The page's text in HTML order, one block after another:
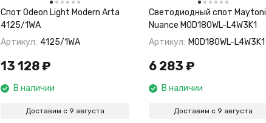
Спот Odeon Light Modern Arta
4125/1WA
Артикул: 4125/1WA
13 128₽
В наличии
Доставим с 9 августа
Светодиодный спот Maytoni
Nuance MOD180WL-L4W3K1
Артикул: MOD180WL-L4W3K1
6 283 ₽
В наличии
Доставим с 9 августа